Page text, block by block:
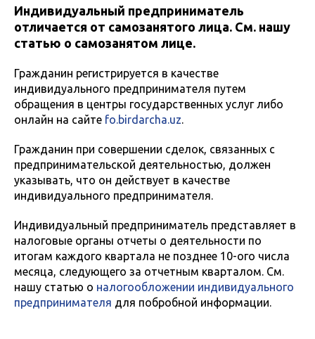
Индивидуальный предприниматель
отличается от самозанятого лица. См. нашу
статью о самозанятом лице.
Гражданин регистрируется в качестве
индивидуального предпринимателя путем
обращения в центры государственных услуг либо
онлайн на сайте fo.birdarcha.uz.
Гражданин при совершении сделок, связанных с
предпринимательской деятельностью, должен
указывать, что он действует в качестве
индивидуального предпринимателя.
Индивидуальный предприниматель представляет в
налоговые органы отчеты о деятельности по
итогам каждого квартала не позднее 10-ого числа
месяца, следующего за отчетным кварталом. См.
нашу статью о налогообложении индивидуального
предпринимателя для побробной информации.